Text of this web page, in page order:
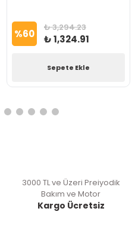
%60 ₺ 3,294.23
₺ 1,324.91
Sepete Ekle
3000 TL ve Üzeri Preiyodik
Bakım ve Motor
Kargo Ücretsiz